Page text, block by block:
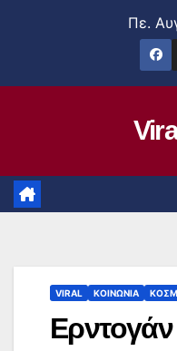
Πε.
VIRAL ΚΟΙΝΩΝΙΑ
Ερντογάν